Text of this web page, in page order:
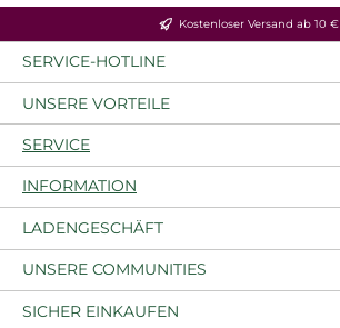
Kostenloser Versand ab 10 €
SERVICE-HOTLINE
UNSERE VORTEILE
SERVICE
INFORMATION
LADENGESCHÄFT
UNSERE COMMUNITIES
SICHER EINKAUFEN